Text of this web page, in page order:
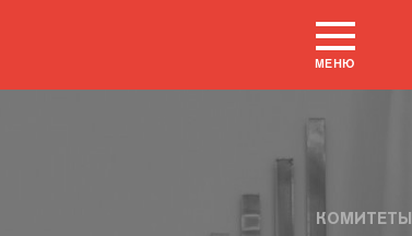
МЕНЮ
КОМИТЕТЫ